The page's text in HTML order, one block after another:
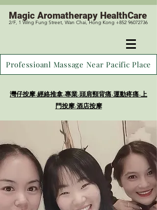
Magic Aromatherapy HealthCare
2/F, 1 Wing Fung Street, Wan Chai, Hong Kong +852 96072736
Professioanl Massage Near Pacific Place
灣仔按摩-經絡推拿-專業-頭肩頸背痛-運動疼痛-上
門按摩-酒店按摩